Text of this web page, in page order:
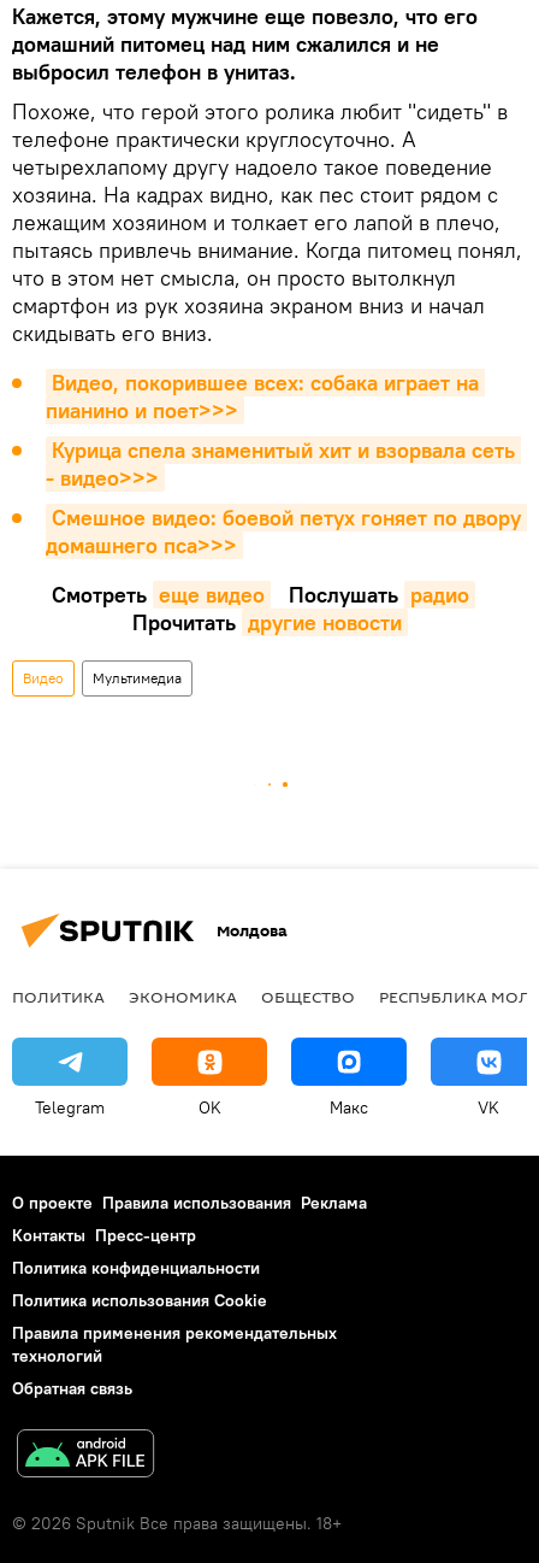
Кажется, этому мужчине еще повезло, что его
домашний питомец над ним сжалился и не
выбросил телефон в унитаз.
Похоже, что герой этого ролика любит "сидеть" в
телефоне практически круглосуточно. А
четырехлапому другу надоело такое поведение
хозяина. На кадрах видно, как пес стоит рядом с
лежащим хозяином и толкает его лапой в плечо,
пытаясь привлечь внимание. Когда питомец понял,
что в этом нет смысла, он просто вытолкнул
смартфон из рук хозяина экраном вниз и начал
скидывать его вниз.
Видео, покорившее всех: собака играет на
пианино и поет>>>
Курица спела знаменитый хит и взорвала сеть
- видео>>>
Смешное видео: боевой петух гоняет по двору
домашнего пса>>>
Смотреть еще видео Послушать радио
Прочитать другие новости
Видео Мультимедиа
Молдова
ПОЛИТИКА ЭКОНОМИКА ОБЩЕСТВО РЕСПУБЛИКА
Telegram OK Макс VK
О проекте Правила использования Реклама
Контакты Пресс-центр
Политика конфиденциальности
Политика использования Cookie
Правила применения рекомендательных
технологий
Обратная связь
© 2026 Sputnik Все права защищены. 18+